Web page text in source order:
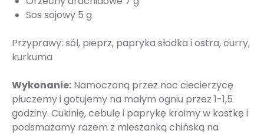
Sos sojowy 5 g
Przyprawy: sól, pieprz, papryka słodka i ostra, curry,
kurkuma
Wykonanie: Namoczoną przez noc ciecierzycę
płuczemy i gotujemy na małym ogniu przez 1-1,5
godziny. Cukinię, cebulę i paprykę kroimy w kostkę i
podsmażamy razem z mieszanką chińską na